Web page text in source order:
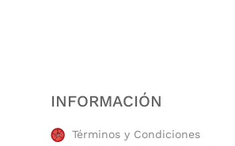
INFORMACIÓN
Términos y Condiciones